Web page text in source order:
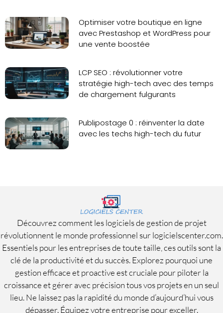
Optimiser votre boutique en ligne
avec Prestashop et WordPress pour
une vente boostée
LCP SEO : révolutionner votre
stratégie high-tech avec des temps
de chargement fulgurants
Publipostage 0 : réinventer la date
avec les techs high-tech du futur
Découvrez comment les logiciels de gestion de projet
révolutionnent le monde professionnel sur logicielscenter.com.
Essentiels pour les entreprises de toute taille, ces outils sont la
clé de la productivité et du succès. Explorez pourquoi une
gestion efficace et proactive est cruciale pour piloter la
croissance et gérer avec précision tous vos projets en un seul
lieu. Ne laissez pas la rapidité du monde d’aujourd’hui vous
dépasser. Équipez votre entreprise pour exceller.